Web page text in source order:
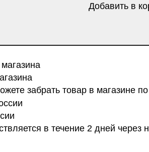
Добавить в
забрать товар в магазине
в течение 2 дней